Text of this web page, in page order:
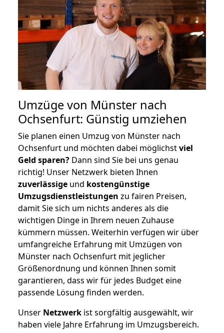
Umzüge von Münster nach
Ochsenfurt: Günstig umziehen
Sie planen einen Umzug von Münster nach
Ochsenfurt und möchten dabei möglichstviel
Geld sparen? Dann sind Sie bei uns genau
richtig! Unser Netzwerk bieten Ihnen
zuverlässige und kostengünstige
Umzugsdienstleistungen zu fairen Preisen,
damit Sie sich um nichts anderes als die
wichtigen Dinge in Ihrem neuen Zuhause
kümmern müssen. Weiterhin verfügen wir über
umfangreiche Erfahrung mit Umzügen von
Münster nach Ochsenfurt mit jeglicher
Größenordnung und können Ihnen somit
garantieren, dass wir für jedes Budget eine
passende Lösung finden werden.
Unser Netzwerk ist sorgfältig ausgewählt, wir
haben viele Jahre Erfahrung im Umzugsbereich.